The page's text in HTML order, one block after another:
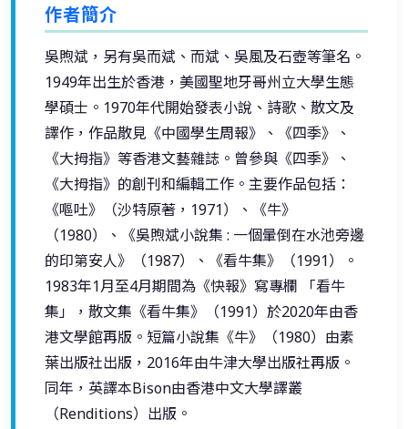
作者簡介
吳煦斌，另有吳而斌、而斌、吳風及石壺等筆名。
1949年出生於香港，美國聖地牙哥州立大學生態
學碩士。1970年代開始發表小說、詩歌、散文及
譯作，作品散見《中國學生周報》、《四季》、
《大拇指》等香港文藝雜誌。曾參與《四季》、
《大拇指》的創刊和編輯工作。主要作品包括：
《嘔吐》（沙特原著，1971）、《牛》
（1980）、《吳煦斌小說集 : 一個暈倒在水池旁邊
的印第安人》（1987）、《看牛集》（1991）。
1983年1月至4月期間為《快報》寫專欄 「看牛
集」，散文集《看牛集》（1991）於2020年由香
港文學館再版。短篇小說集《牛》（1980）由素
葉出版社出版，2016年由牛津大學出版社再版。
同年，英譯本Bison由香港中文大學譯叢
（Renditions）出版。